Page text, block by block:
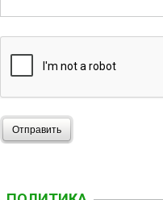
Отправить